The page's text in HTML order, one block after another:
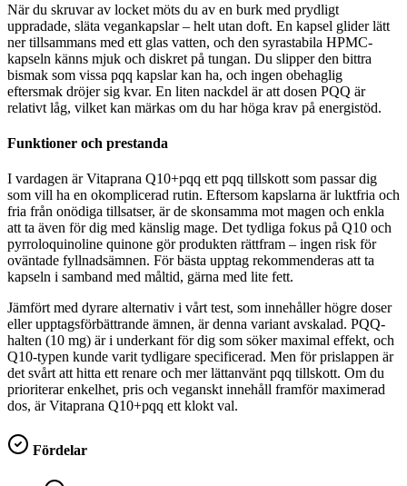
När du skruvar av locket möts du av en burk med prydligt
uppradade, släta vegankapslar – helt utan doft. En kapsel glider lätt
ner tillsammans med ett glas vatten, och den syrastabila HPMC-
kapseln känns mjuk och diskret på tungan. Du slipper den bittra
bismak som vissa pqq kapslar kan ha, och ingen obehaglig
eftersmak dröjer sig kvar. En liten nackdel är att dosen PQQ är
relativt låg, vilket kan märkas om du har höga krav på energistöd.
Funktioner och prestanda
I vardagen är Vitaprana Q10+pqq ett pqq tillskott som passar dig
som vill ha en okomplicerad rutin. Eftersom kapslarna är luktfria och
fria från onödiga tillsatser, är de skonsamma mot magen och enkla
att ta även för dig med känslig mage. Det tydliga fokus på Q10 och
pyrroloquinoline quinone gör produkten rättfram – ingen risk för
oväntade fyllnadsämnen. För bästa upptag rekommenderas att ta
kapseln i samband med måltid, gärna med lite fett.
Jämfört med dyrare alternativ i vårt test, som innehåller högre doser
eller upptagsförbättrande ämnen, är denna variant avskalad. PQQ-
halten (10 mg) är i underkant för dig som söker maximal effekt, och
Q10-typen kunde varit tydligare specificerad. Men för prislappen är
det svårt att hitta ett renare och mer lättanvänt pqq tillskott. Om du
prioriterar enkelhet, pris och veganskt innehåll framför maximerad
dos, är Vitaprana Q10+pqq ett klokt val.
Fördelar